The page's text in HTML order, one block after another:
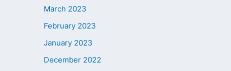
March 2023
February 2023
January 2023
December 2022